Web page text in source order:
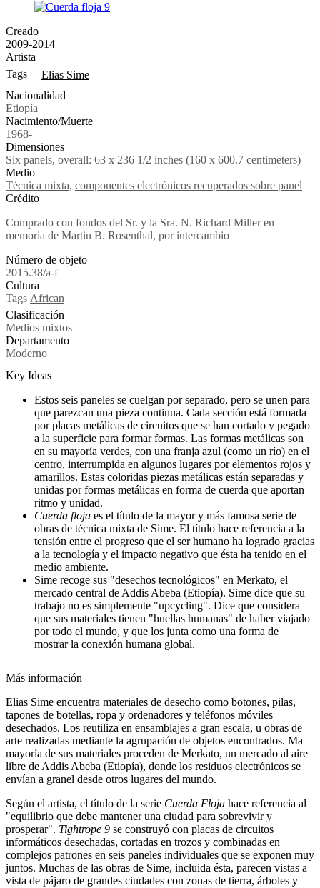
Creado
2009-2014
Artista
Tags
Elias Sime
Nacionalidad
Etiopía
Nacimiento/Muerte
1968-
Dimensiones
Six panels, overall: 63 x 236 1/2 inches (160 x 600.7 centimeters)
Medio
Técnica mixta, componentes electrónicos recuperados sobre panel
Crédito
Comprado con fondos del Sr. y la Sra. N. Richard Miller en
memoria de Martin B. Rosenthal, por intercambio
Número de objeto
2015.38/a-f
Cultura
Tags African
Clasificación
Medios mixtos
Departamento
Moderno
Key Ideas
Estos seis paneles se cuelgan por separado, pero se unen para
que parezcan una pieza continua. Cada sección está formada
por placas metálicas de circuitos que se han cortado y pegado
a la superficie para formar formas. Las formas metálicas son
en su mayoría verdes, con una franja azul (como un río) en el
centro, interrumpida en algunos lugares por elementos rojos y
amarillos. Estas coloridas piezas metálicas están separadas y
unidas por formas metálicas en forma de cuerda que aportan
ritmo y unidad.
Cuerda floja es el título de la mayor y más famosa serie de
obras de técnica mixta de Sime. El título hace referencia a la
tensión entre el progreso que el ser humano ha logrado gracias
a la tecnología y el impacto negativo que ésta ha tenido en el
medio ambiente.
Sime recoge sus "desechos tecnológicos" en Merkato, el
mercado central de Addis Abeba (Etiopía). Sime dice que su
trabajo no es simplemente "upcycling". Dice que considera
que sus materiales tienen "huellas humanas" de haber viajado
por todo el mundo, y que los junta como una forma de
mostrar la conexión humana global.
Más información
Elias Sime encuentra materiales de desecho como botones, pilas,
tapones de botellas, ropa y ordenadores y teléfonos móviles
desechados. Los reutiliza en ensamblajes a gran escala, u obras de
arte realizadas mediante la agrupación de objetos encontrados. Ma
mayoría de sus materiales proceden de Merkato, un mercado al aire
libre de Addis Abeba (Etiopía), donde los residuos electrónicos se
envían a granel desde otros lugares del mundo.
Según el artista, el título de la serie Cuerda Floja hace referencia al
"equilibrio que debe mantener una ciudad para sobrevivir y
prosperar". Tightrope 9 se construyó con placas de circuitos
informáticos desechadas, cortadas en trozos y combinadas en
complejos patrones en seis paneles individuales que se exponen muy
juntos. Muchas de las obras de Sime, incluida ésta, parecen vistas a
vista de pájaro de grandes ciudades con zonas de tierra, árboles y